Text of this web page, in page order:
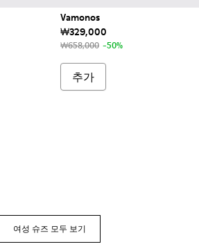
가죽 소재 왈라비 슈즈
레이 누벅 레이스업 슈즈
Vamonos
₩329,000
₩658,000 -50%
추가
여성 슈즈 모두 보기